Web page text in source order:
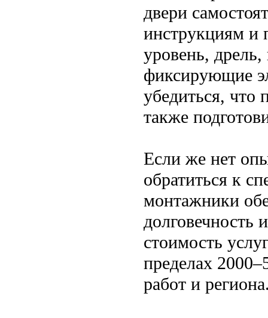
двери
инструкциям и
уровень,
фиксирующие
убедиться, что
также
Если же нет
обратиться к
монтажники
долговечность
стоимость
пределах
работ и